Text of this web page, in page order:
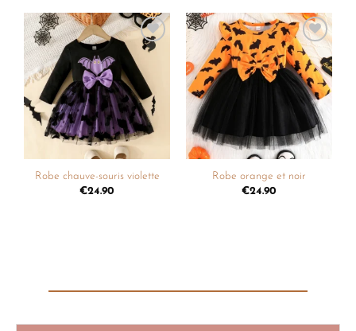
Ajouter
liste de
souhaits
Robe chauve-souris violette
€24.90
Ajouter
à la
liste de
souhaits
Robe orange et noir
€24.90